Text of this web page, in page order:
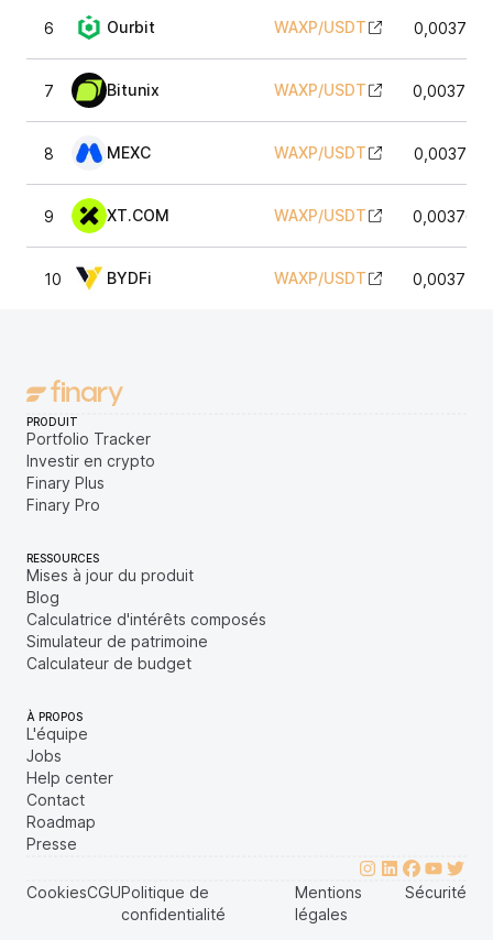
6 Ourbit WAXP/USDT
7 Bitunix WAXP/USDT
8 MEXC WAXP/USDT
9 XT.COM WAXP/USDT
10 BYDFi WAXP/USDT
PRODUIT
Portfolio Tracker
Investir en crypto
Finary Plus
Finary Pro
RESSOURCES
Mises à jour du produit
Blog
Calculatrice d'intérêts composés
Simulateur de patrimoine
Calculateur de budget
À PROPOS
L'équipe
Jobs
Help center
Contact
Roadmap
Presse
CookiesCGUPolitique de
confidentialité
Mentions
légales
Sécurité